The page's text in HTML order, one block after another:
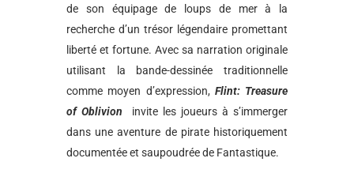
de son équipage de loups de mer à la
recherche d’un trésor légendaire promettant
liberté et fortune. Avec sa narration originale
utilisant la bande-dessinée traditionnelle
comme moyen d’expression, Flint: Treasure
of Oblivion invite les joueurs à s’immerger
dans une aventure de pirate historiquement
documentée et saupoudrée de Fantastique.